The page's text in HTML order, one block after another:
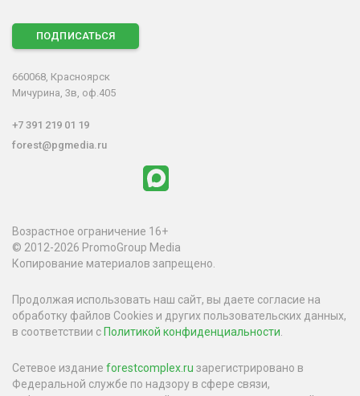
ПОДПИСАТЬСЯ
660068, Красноярск
Мичурина, 3в, оф.405
+7 391 219 01 19
forest@pgmedia.ru
Возрастное ограничение 16+
© 2012-2026 PromoGroup Media
Копирование материалов запрещено.
Продолжая использовать наш сайт, вы даете согласие на
обработку файлов Cookies и других пользовательских данных,
в соответствии сПолитикой конфиденциальности
Сетевое издание forestcomplex.ru зарегистрировано в
Федеральной службе по надзору в сфере связи,